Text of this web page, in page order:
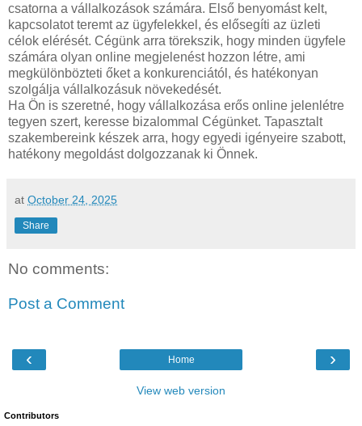
csatorna a vállalkozások számára. Első benyomást kelt,
kapcsolatot teremt az ügyfelekkel, és elősegíti az üzleti
célok elérését. Cégünk arra törekszik, hogy minden ügyfele
számára olyan online megjelenést hozzon létre, ami
megkülönbözteti őket a konkurenciától, és hatékonyan
szolgálja vállalkozásuk növekedését.
Ha Ön is szeretné, hogy vállalkozása erős online jelenlétre
tegyen szert, keresse bizalommal Cégünket. Tapasztalt
szakembereink készek arra, hogy egyedi igényeire szabott,
hatékony megoldást dolgozzanak ki Önnek.
at October 24, 2025
Share
No comments:
Post a Comment
‹ ›
Home
View web version
Contributors